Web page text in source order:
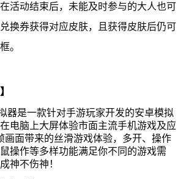
活动结束后，未能及时参与的大人也可
换券获得对应皮肤，且获得皮肤后仍可
。
器是一款针对手游玩家开发的安卓模拟
电脑上大屏体验市面主流手机游戏及应
画面带来的丝滑游戏体验，多开、操作
操作等多样功能满足你不同的游戏需
神不伤神！